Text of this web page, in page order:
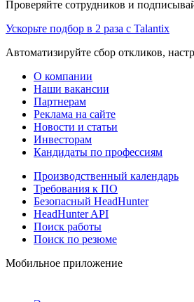
Проверяйте сотрудников и
Ускорьте подбор в 2 раза с Talantix
Автоматизируйте сбор откликов,
О компании
Наши вакансии
Партнерам
Реклама на сайте
Новости и статьи
Инвесторам
Кандидаты по профессиям
Производственный календарь
Требования к ПО
Безопасный HeadHunter
HeadHunter API
Поиск работы
Поиск по резюме
Мобильное приложение